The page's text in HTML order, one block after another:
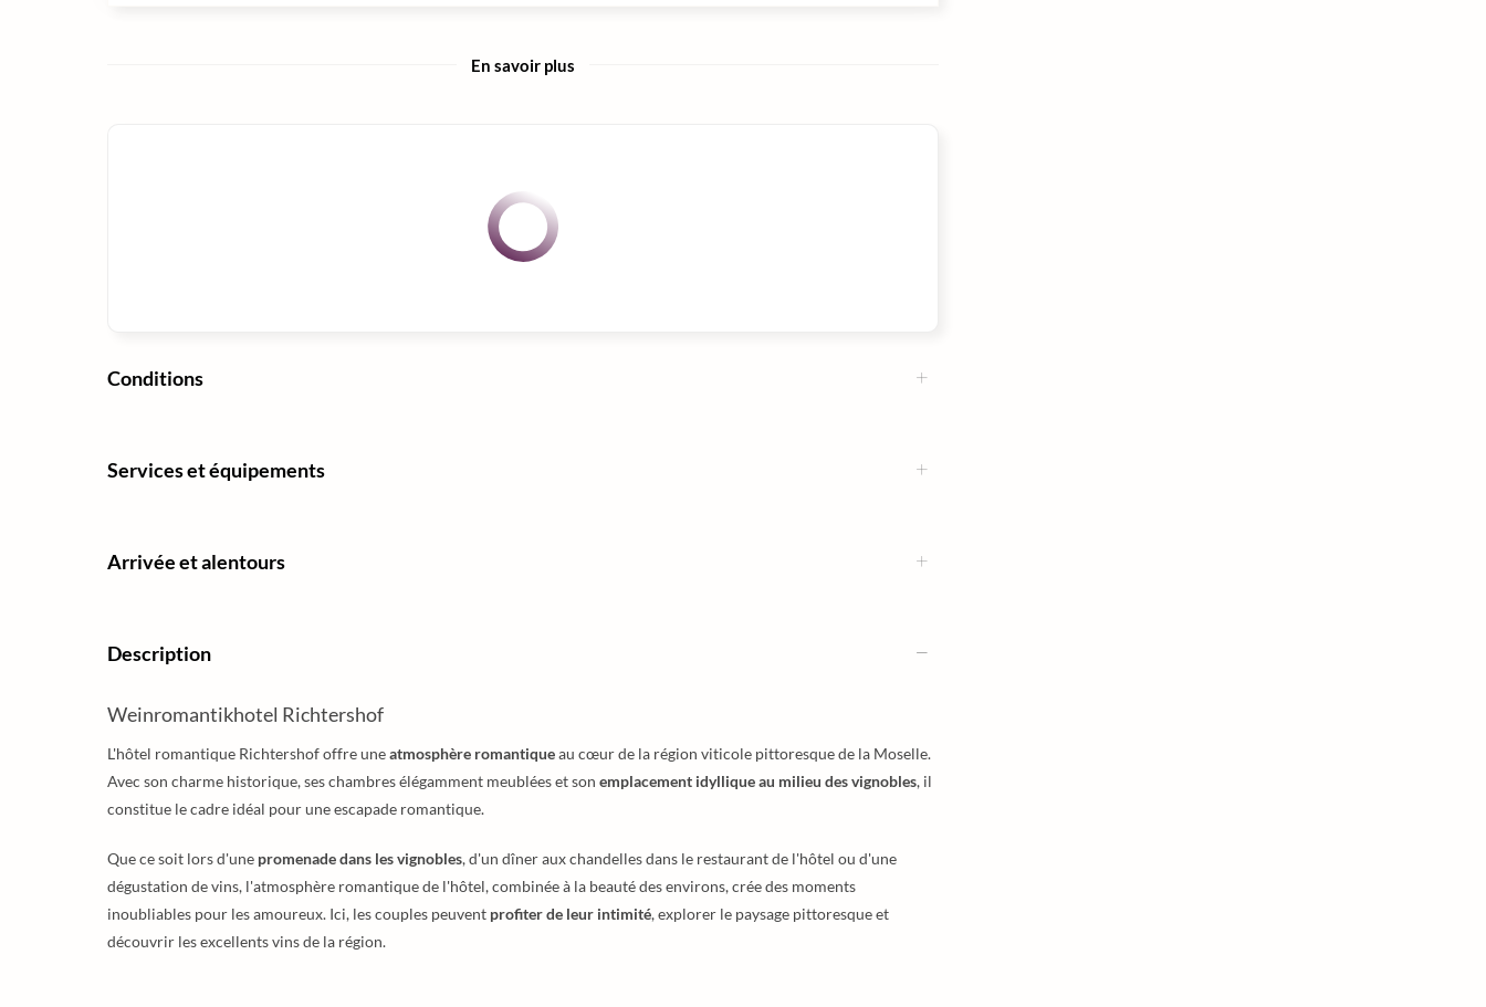
En savoir plus
Conditions
Services et équipements
Arrivée et alentours
Description
Weinromantikhotel Richtershof
L'hôtel romantique Richtershof offre uneatmosphère romantiqueau cœur de la région viticole pittoresque de la Moselle.
Avec son charme historique, ses chambres élégamment meublées et son emplacement idyllique au milieu des vignobles, il
constitue le cadre idéal pour une escapade romantique.
Que ce soit lors d'une promenade dans les vignobles, d'un dîner aux chandelles dans le restaurant de l'hôtel ou d'une
dégustation de vins, l'atmosphère romantique de l'hôtel, combinée à la beauté des environs, crée des moments
inoubliables pour les amoureux. Ici, les couples peuvent profiter de leur intimité, explorer le paysage pittoresque et
découvrir les excellents vins de la région.